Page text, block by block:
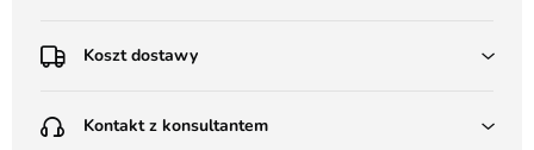
Koszt dostawy
Poczta Polska Kurier 48H - 11 zł
Kontakt z konsultantem